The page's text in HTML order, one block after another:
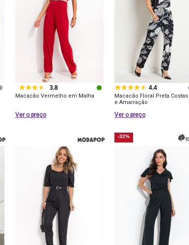
3.8
Macacão Vermelho em Malha
Ver o preço
4.4
Macacão Floral Preta Costas
e Amarração
Ver o preço
-32%